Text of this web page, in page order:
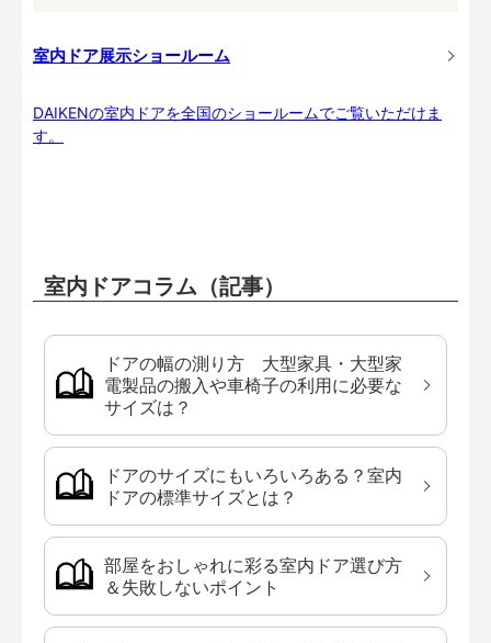
室内ドア展示ショールーム
DAIKENの室内ドアを全国のショールームでご覧いただけま
す。
室内ドアコラム（記事）
ドアの幅の測り方 大型家具・大型家
電製品の搬入や車椅子の利用に必要な
サイズは？
ドアのサイズにもいろいろある？室内
ドアの標準サイズとは？
部屋をおしゃれに彩る室内ドア選び方
＆失敗しないポイント